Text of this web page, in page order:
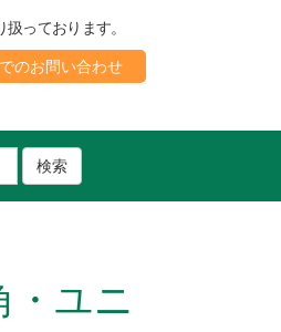
っております。
のお問い合わせ
検索
・ユニ